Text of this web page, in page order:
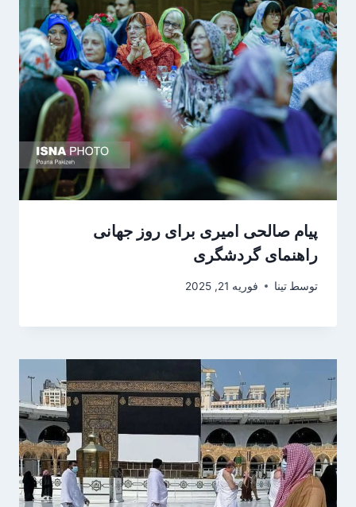
پیام صالحی امیری برای روز جهانی
راهنمای گردشگری
توسط تینا فوریه 21, 2025